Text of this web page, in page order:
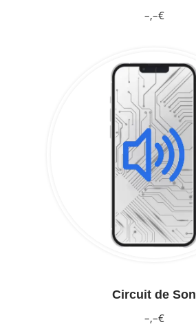
–,–€
Circuit de Son
–,–€